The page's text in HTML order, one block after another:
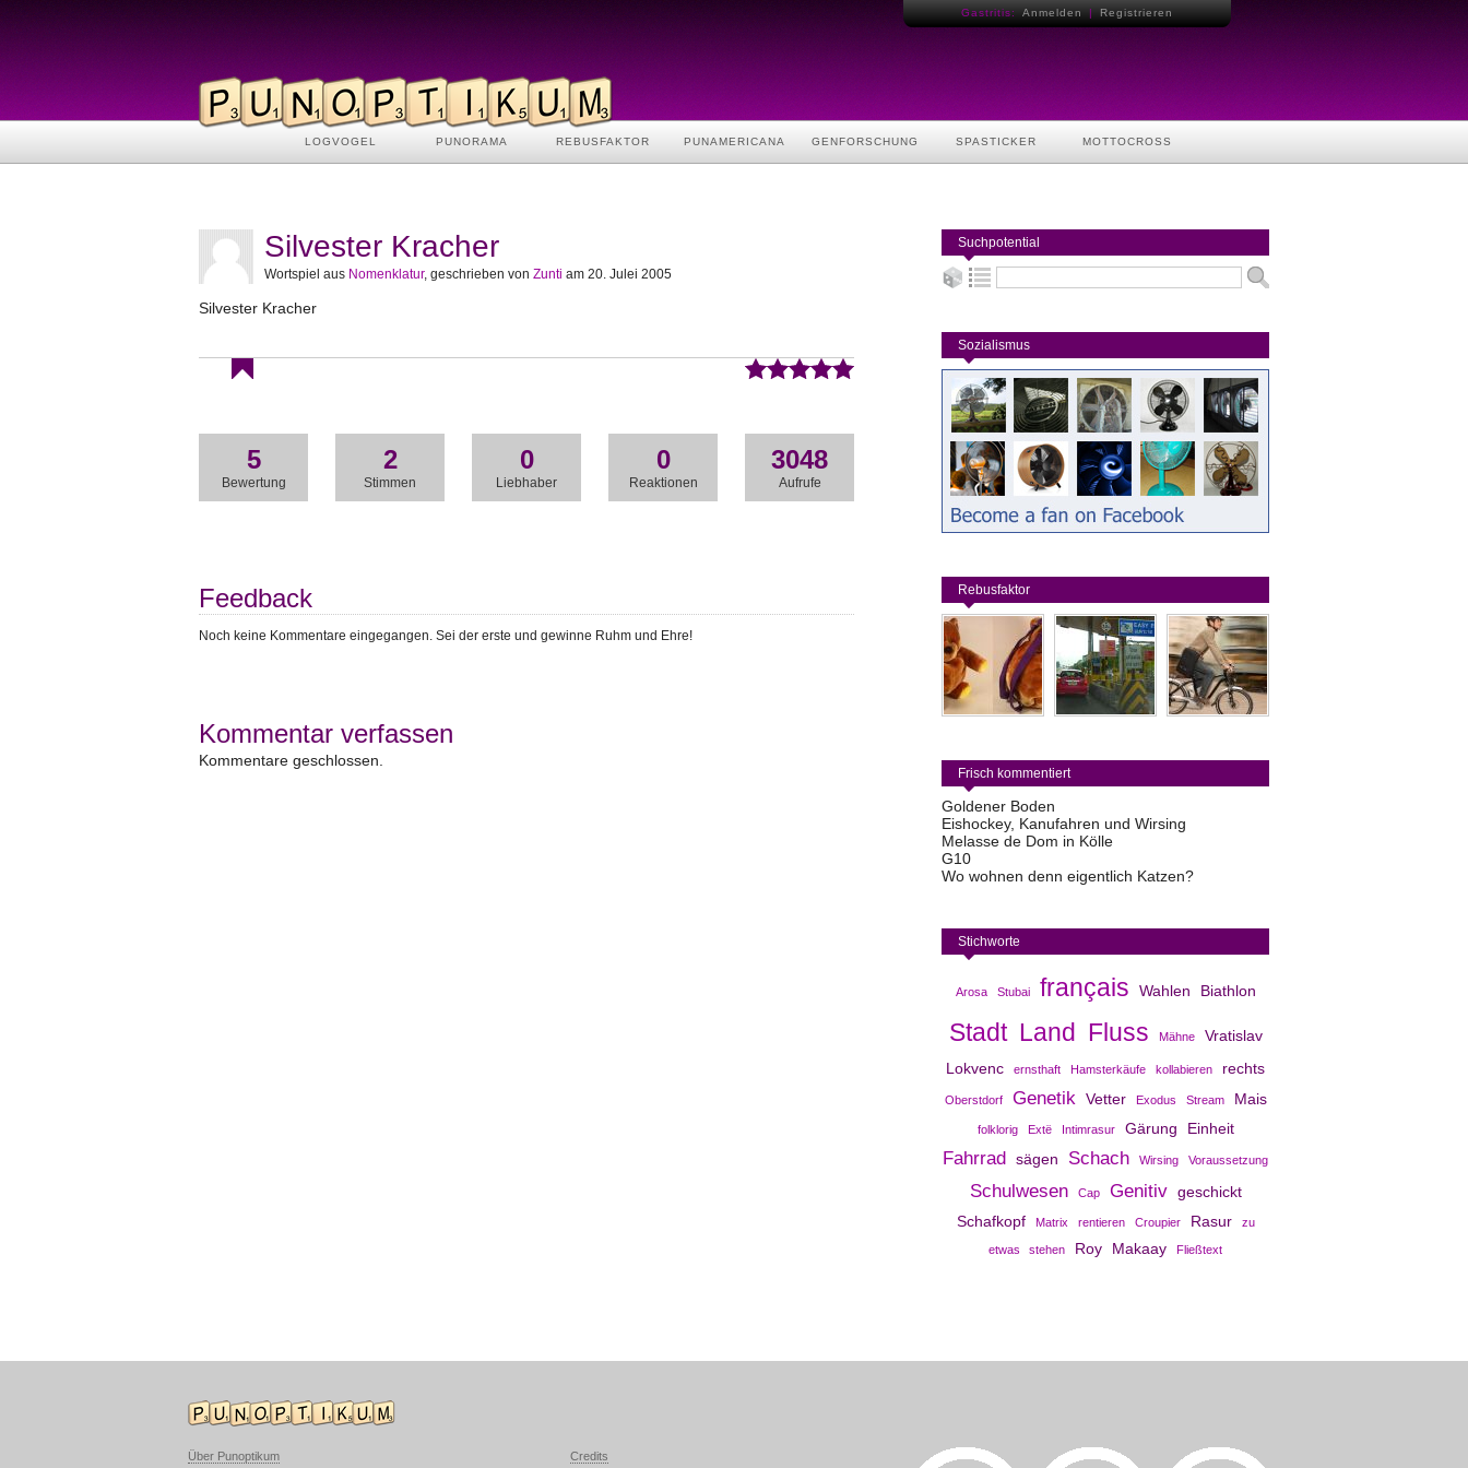
Gastritis: Anmelden | Registrieren
LOGVOGEL PUNORAMA REBUSFAKTOR PUNAMERICANA GENFORSCHUNG SPASTICKER MOTTOCROSS
Silvester Kracher
Wortspiel aus Nomenklatur, geschrieben von Zunti am 20. Julei 2005
Silvester Kracher
5
Bewertung
2
Stimmen
0
Liebhaber
0
Reaktionen
3048
Aufrufe
Feedback
Noch keine Kommentare eingegangen. Sei der erste und gewinne Ruhm und Ehre!
Kommentar verfassen
Kommentare geschlossen.
Suchpotential
Sozialismus
Rebusfaktor
Frisch kommentiert
Goldener Boden
Eishockey, Kanufahren und Wirsing
Melasse de Dom in Kölle
G10
Wo wohnen denn eigentlich Katzen?
Stichworte
Arosa Stubai français Wahlen Biathlon
Stadt Land Fluss Mähne
Vratislav
Lokvenc
ernsthaft Hamsterkäufe kollabieren rechts
Oberstdorf Genetik Vetter Exodus Stream Mais
folklorig Extë Intimrasur Gärung Einheit
Fahrrad sägen Schach Wirsing Voraussetzung
Schulwesen Cap Genitiv geschickt
Schafkopf
Matrix rentieren Croupier Rasur zu
etwas stehen Roy Makaay Fließtext
Über Punoptikum Credits